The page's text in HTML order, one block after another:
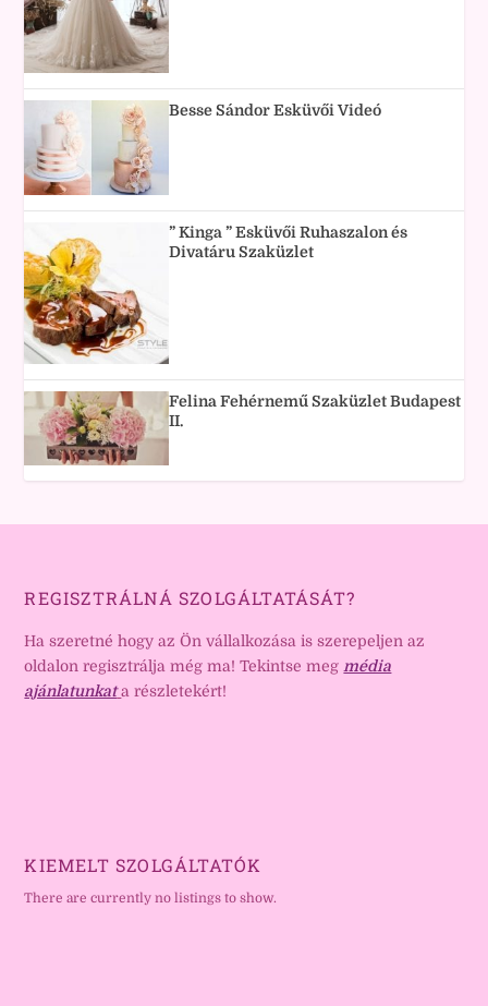
Besse Sándor Esküvői Videó
” Kinga ” Esküvői Ruhaszalon és
Divatáru Szaküzlet
Felina Fehérnemű Szaküzlet Budapest
II.
REGISZTRÁLNÁ SZOLGÁLTATÁSÁT?
Ha szeretné hogy az Ön vállalkozása is szerepeljen az
oldalon regisztrálja még ma! Tekintse megmédia
ajánlatunkat a részletekért!
KIEMELT SZOLGÁLTATÓK
There are currently no listings to show.